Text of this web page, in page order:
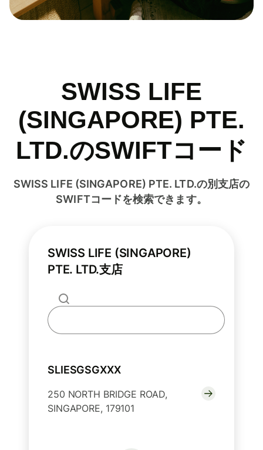
SWISS LIFE
(SINGAPORE) PTE.
LTD.のSWIFTコード
SWISS LIFE (SINGAPORE) PTE. LTD.の別支店の
SWIFTコードを検索できます。
SWISS LIFE (SINGAPORE)
PTE. LTD.支店
SLIESGSGXXX
250 NORTH BRIDGE ROAD,
SINGAPORE, 179101